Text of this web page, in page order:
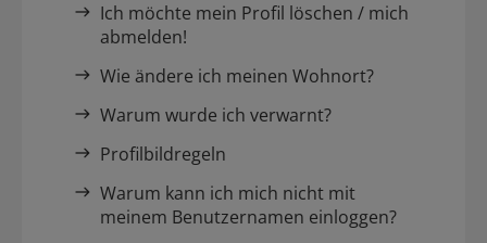
Ich möchte mein Profil löschen / mich
abmelden!
Wie ändere ich meinen Wohnort?
Warum wurde ich verwarnt?
Profilbildregeln
Warum kann ich mich nicht mit
meinem Benutzernamen einloggen?